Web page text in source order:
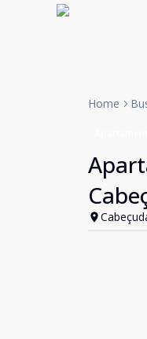
Home